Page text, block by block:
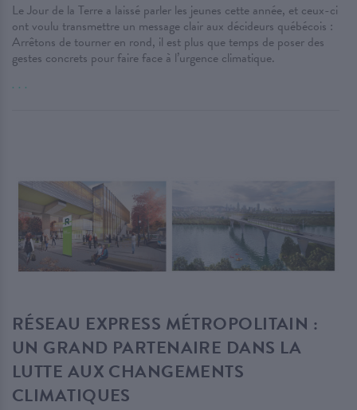
Le Jour de la Terre a laissé parler les jeunes cette année, et ceux-ci
ont voulu transmettre un message clair aux décideurs québécois :
Arrêtons de tourner en rond, il est plus que temps de poser des
gestes concrets pour faire face à l’urgence climatique.
. . .
RÉSEAU EXPRESS MÉTROPOLITAIN :
UN GRAND PARTENAIRE DANS LA
LUTTE AUX CHANGEMENTS
CLIMATIQUES